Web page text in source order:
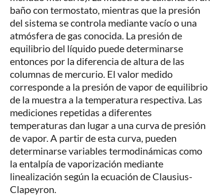
baño con termostato, mientras que la presión
del sistema se controla mediante vacío o una
atmósfera de gas conocida. La presión de
equilibrio del líquido puede determinarse
entonces por la diferencia de altura de las
columnas de mercurio. El valor medido
corresponde a la presión de vapor de equilibrio
de la muestra a la temperatura respectiva. Las
mediciones repetidas a diferentes
temperaturas dan lugar a una curva de presión
de vapor. A partir de esta curva, pueden
determinarse variables termodinámicas como
la entalpía de vaporización mediante
linealización según la ecuación de Clausius-
Clapeyron.